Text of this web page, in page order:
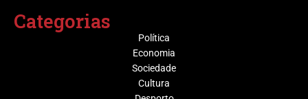
Categorias
Política
Economia
Sociedade
Cultura